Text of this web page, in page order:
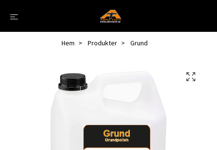
Hem Produkter Grund